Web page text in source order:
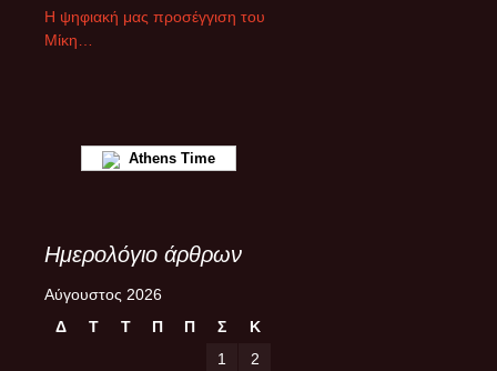
Η ψηφιακή μας προσέγγιση του
Μίκη…
Athens Time
Ημερολόγιο άρθρων
Αύγουστος 2026
Δ
Τ Τ Π Π Σ
Κ
1
2